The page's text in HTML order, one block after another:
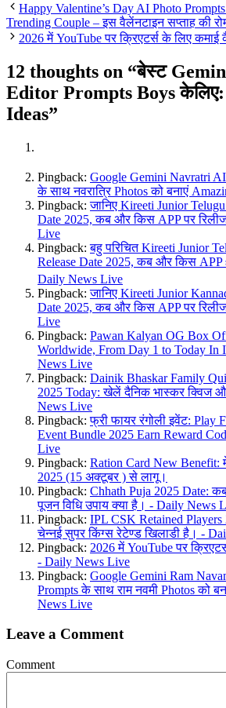
Happy Valentine’s Day AI Photo
Trending Couple – इस वैलेंनटाइन सप्ताह की
2026 में YouTube पर क्रिएटर्स के लिए कमाई
12 thoughts on “बेस्ट
Editor Prompts Boys
Ideas”
Pingback: Google Gemini Navratri
के साथ नवरात्रि Photos को बनाएं
Pingback:जानिए Kireeti Junior
Date 2025, कब और किस APP पर
Live
Pingback:बहु परिचित Kireeti Junior
Release Date 2025, कब और किस
Daily News Live
Pingback:जानिए Kireeti Junior
Date 2025, कब और किस APP पर
Live
Pingback: Pawan Kalyan OG Box
Worldwide, From Day 1 to Today In
News Live
Pingback: Dainik Bhaskar Family
2025 Today: खेलें दैनिक भास्कर क्विज
News Live
Pingback:फ्री फायर रंगोली इवेंट: Play
Event Bundle 2025 Earn Reward
Live
Pingback: Ration Card New Benefit:
2025 (15 अक्टूबर ) से लागू।
Pingback: Chhath Puja 2025 Date:
पूजन विधि उपाय क्या है। - Daily News
Pingback: IPL CSK Retained
चेन्नई सुपर किंग्स रेटेण्ड खिलाडी है। -
Pingback: 2026 में YouTube पर
- Daily News Live
Pingback: Google Gemini Ram
Prompts के साथ राम नवमी Photos को
News Live
Leave a Comment
Comment